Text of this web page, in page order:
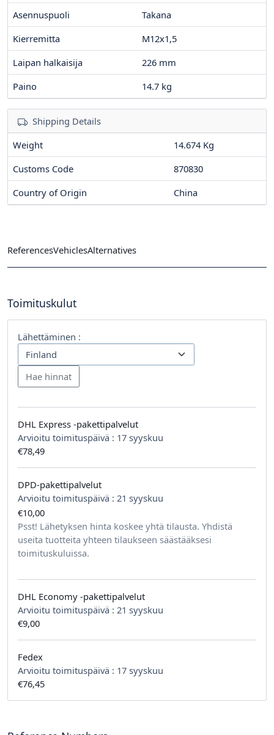
Asennuspuoli
Takana
Kierremitta
M12x1,5
Laipan halkaisija
226 mm
Paino
14.7 kg
Shipping Details
Weight
14.674 Kg
Customs Code
870830
Country of Origin
China
ReferencesVehiclesAlternatives
Toimituskulut
Lähettäminen :
DHL Express -pakettipalvelut
Arvioitu toimituspäivä : 17 syyskuu
€78,49
DPD-pakettipalvelut
Arvioitu toimituspäivä : 21 syyskuu
€10,00
Psst! Lähetyksen hinta koskee yhtä tilausta. Yhdistä
useita tuotteita yhteen tilaukseen säästääksesi
toimituskuluissa.
DHL Economy -pakettipalvelut
Arvioitu toimituspäivä : 21 syyskuu
€9,00
Fedex
Arvioitu toimituspäivä : 17 syyskuu
€76,45